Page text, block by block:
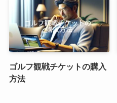
ゴルフ観戦チケットの購入
方法